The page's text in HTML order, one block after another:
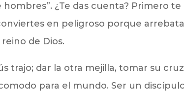
¿Te das cuenta? Primero te
en peligroso porque
de Dios.
trajo; dar la otra mejilla, tomar su
para el mundo. Ser un